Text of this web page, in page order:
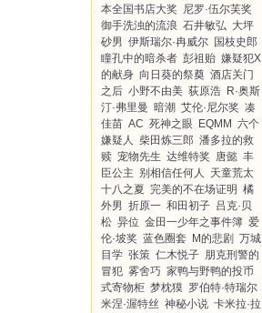
本全国书店大奖 尼罗·伍尔芙奖
御手洗浊的流浪 石井敏弘 大坪
砂男 伊斯瑞尔·冉威尔 国枝史郎
瞳孔中的暗杀者 彭祖贻 嫌疑犯X
的献身 向日葵的祭奠 酒店关门
之后 小野不由美 荻原浩 R·奥斯
汀·弗里曼 暗潮 艾伦·尼尔奖 凑
佳苗 AC 死神之眼 EQMM 六个
嫌疑人 柴田炼三郎 潘多拉的救
赎 宠物先生 达维特奖 唐懿 丰
臣公主 别相信任何人
天童荒太
十八之夏 完美的不在场证明 橘
外男 折原一 和田初子 吕克·贝
松 异位 金田一少年之事件簿 爱
伦·坡奖 蓝色圈套 M的悲剧 万城
目学 张策 仁木悦子 朋克刑警的
冒犯 雾舍巧 家鸭与野鸭的投币
式寄物柜 梦枕獏 罗伯特·特瑞尔
米涅·渥特丝 神秘小说 卡米拉·拉